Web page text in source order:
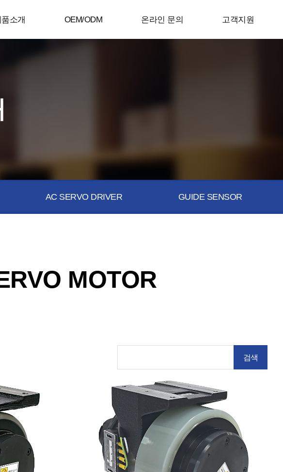
소개 OEM/ODM 온라인 문의 고객지원
AC SERVO DRIVER GUIDE SENSOR
MOTOR
검색